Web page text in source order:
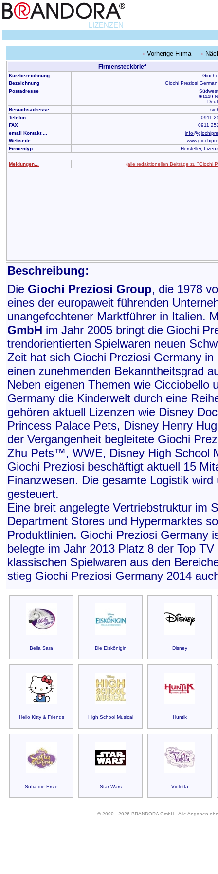
LIZENZEN
Vorherige Firma
Firmensteckbrief
Kurzbezeichnung
Giochi
Bezeichnung
Giochi Preziosi
Postadresse
90449
Besuchsadresse
Telefon
0911
FAX
0911
email Kontakt ...
Webseite
Firmentyp
Hersteller,
Meldungen... (alle redaktionellen Beiträge zu "Giochi
Beschreibung:
Die Giochi Preziosi Group, die 1978
eines der europaweit führenden
unangefochtener Marktführer in Italien.
GmbH im Jahr 2005 bringt die Giochi
trendorientierten Spielwaren neuen
Zeit hat sich Giochi Preziosi Germany
einen zunehmenden Bekanntheitsgrad
Neben eigenen Themen wie
Germany die Kinderwelt durch eine
gehören aktuell Lizenzen wie Disney
Princess Palace Pets, Disney Henry
der Vergangenheit begleitete Giochi
Zhu Pets™, WWE, Disney High School
Giochi Preziosi beschäftigt aktuell 15
Finanzwesen. Die gesamte Logistik
gesteuert.
Eine breit angelegte Vertriebstruktur im
Department Stores und Hypermarktes
Produktlinien. Giochi Preziosi Germany
belegte im Jahr 2013 Platz 8 der Top
klassischen Spielwaren aus den
stieg Giochi Preziosi Germany 2014
Bella Sara Die Eiskönigin Disney
Hello Kitty & Friends High School Musical Huntik
Sofia die Erste Star Wars Violetta
© 2000 - 2026 BRANDORA GmbH - Alle Angaben